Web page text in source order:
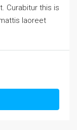
Curabitur this is
laoreet